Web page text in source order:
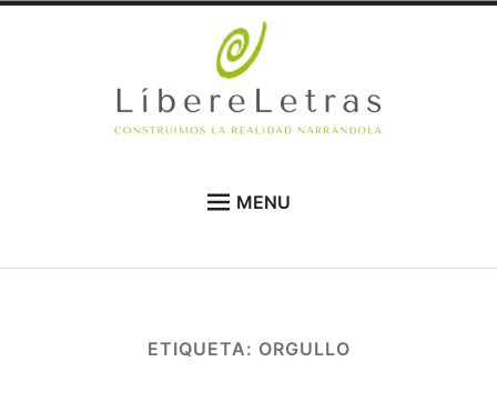
LíbereLetras
CONSTRUIMOS NUESTRA REALIDAD
MENU
ETIQUETA: ORGULLO